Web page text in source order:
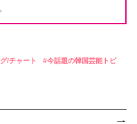
/チャート
今話題の韓国芸能トピ